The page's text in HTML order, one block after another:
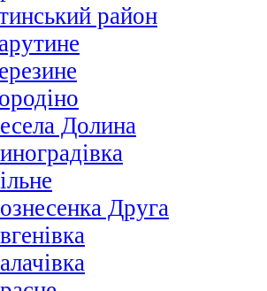
район
Долина
Друга